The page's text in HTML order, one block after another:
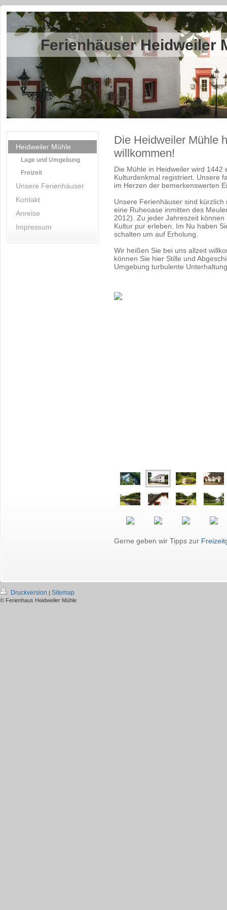
Ferienhäuser Heidweiler
Heidweiler Mühle
Lage und Umgebung
Freizeit
Unsere Ferienhäuser
Kontakt
Anreise
Impressum
Die Heidweiler Mühle
willkommen!
Die Mühle in Heidweiler wird
Kulturdenkmal registriert. Unsere
im Herzen der bemerkenswerten
Unsere Ferienhäuser sind
eine Ruheoase inmitten des
2012). Zu jeder Jahreszeit
Kultur pur erleben. Im Nu haben
schalten um auf Erholung.
Wir heißen Sie bei uns allzeit
können Sie hier Stille und
Umgebung turbulente
Gerne geben wir Tipps zur
Druckversion | Sitemap
© Ferienhaus Heidweiler Mühle